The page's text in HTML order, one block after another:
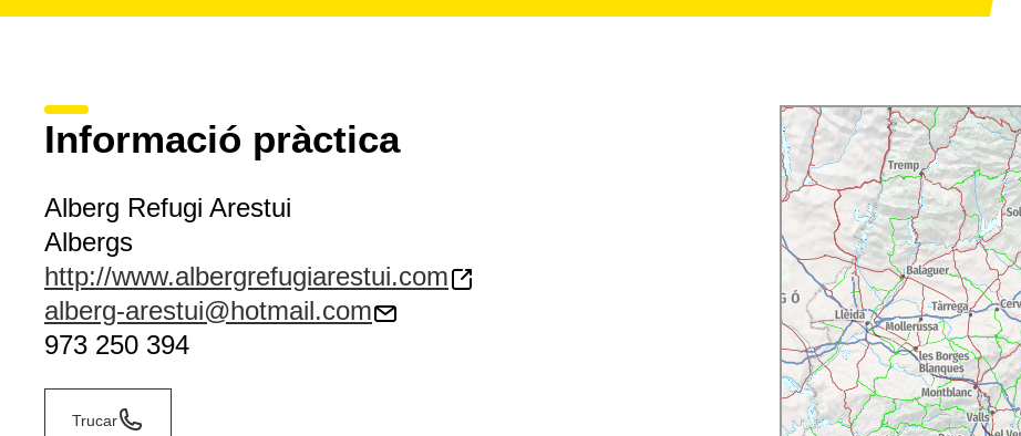
Informació pràctica
Alberg Refugi Arestui
Albergs
http://www.albergrefugiarestui.com
alberg-arestui@hotmail.com
973 250 394
Trucar